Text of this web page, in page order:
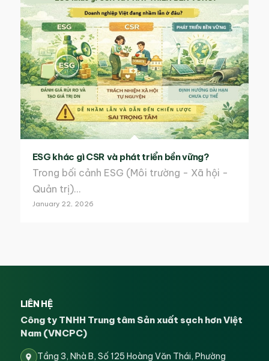
ESG khác gì CSR và phát triển bền vững?
Trong bối cảnh ESG (Môi trường - Xã hội -
Quản trị)…
January 22, 2026
LIÊN HỆ
Công ty TNHH Trung tâm Sản xuất sạch hơn Việt
Nam (VNCPC)
Tầng 3, Nhà B, Số 125 Hoàng Văn Thái, Phường